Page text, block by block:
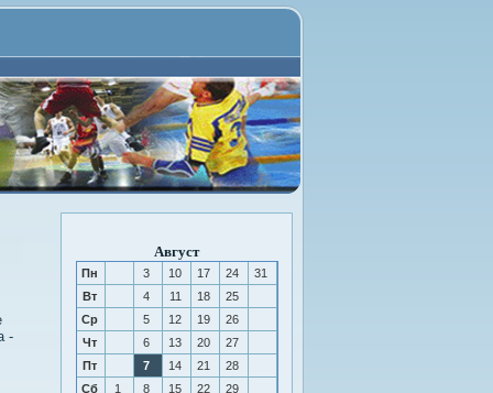
-
Август
Пн 3 10 17 24
31
Вт
4 11 18
25
Ср
5 12 19
26
Чт
6 13 20
27
Пт
7 14 21
28
Сб
1 8 15 22
29